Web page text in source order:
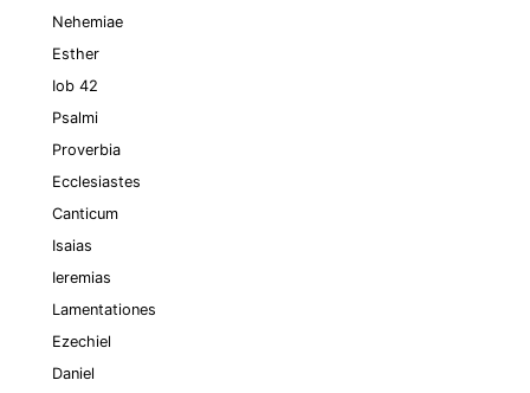
Nehemiae
Esther
Iob 42
Psalmi
Proverbia
Ecclesiastes
Canticum
Isaias
Ieremias
Lamentationes
Ezechiel
Daniel